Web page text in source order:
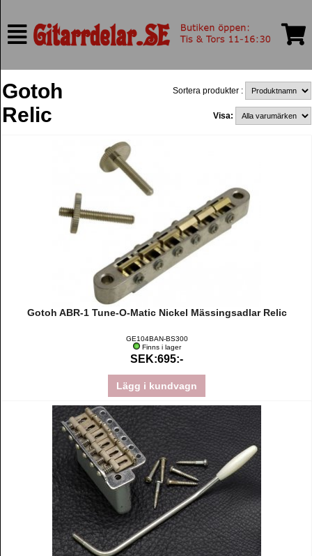
Gotoh
Relic
Sortera produkter :
Visa:
Gotoh ABR-1 Tune-O-Matic Nickel Mässingsadlar Relic
GE104BAN-BS300
Finns i lager
SEK:695:-
Lägg i kundvagn